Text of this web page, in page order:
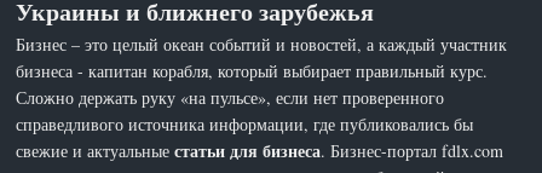
Украины и ближнего зарубежья
Бизнес – это целый океан событий и новостей, а каждый участник
бизнеса - капитан корабля, который выбирает правильный курс.
Сложно держать руку «на пульсе», если нет проверенного
справедливого источника информации, где публиковались бы
свежие и актуальныестатьи для бизнеса. Бизнес-портал fdlx.com